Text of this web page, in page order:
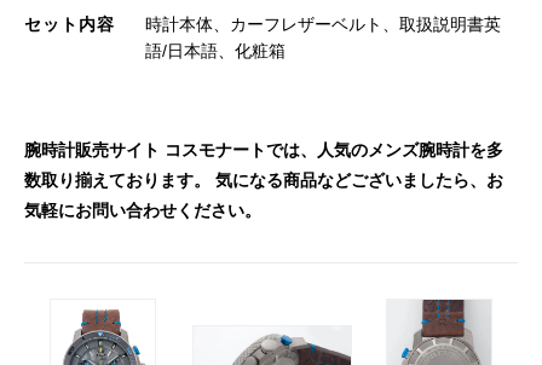
セット内容
時計本体、カーフレザーベルト、取扱説明書英
語/日本語、化粧箱
腕時計販売サイト コスモナートでは、人気のメンズ腕時計を多
数取り揃えております。 気になる商品などございましたら、お
気軽にお問い合わせください。